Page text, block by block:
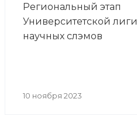
Региональный этап
Университетской лиги
научных слэмов
10 ноября 2023